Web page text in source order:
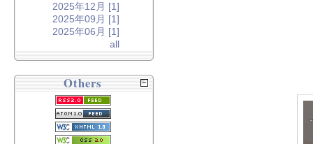
2025年12月 [1]
2025年09月 [1]
2025年06月 [1]
all
Others